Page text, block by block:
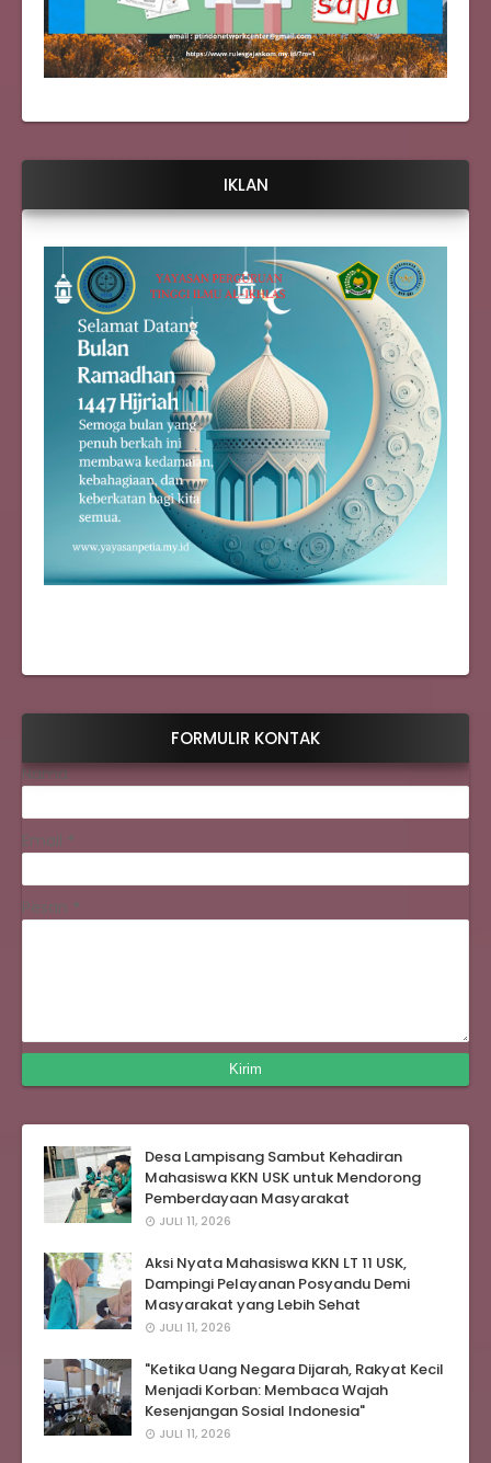
IKLAN
FORMULIR KONTAK
Nama
Email *
Pesan *
Desa Lampisang Sambut Kehadiran
Mahasiswa KKN USK untuk Mendorong
Pemberdayaan Masyarakat
JULI 11, 2026
Aksi Nyata Mahasiswa KKN LT 11 USK,
Dampingi Pelayanan Posyandu Demi
Masyarakat yang Lebih Sehat
JULI 11, 2026
"Ketika Uang Negara Dijarah, Rakyat Kecil
Menjadi Korban: Membaca Wajah
Kesenjangan Sosial Indonesia"
JULI 11, 2026